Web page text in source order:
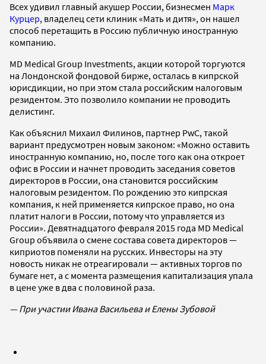
Всех удивил главный акушер России, бизнесмен Марк
Курцер, владелец сети клиник «Мать и дитя», он нашел
способ перетащить в Россию публичную иностранную
компанию.
MD Medical Group Investments, акции которой торгуются
на Лондонской фондовой бирже, осталась в кипрской
юрисдикции, но при этом стала российским налоговым
резидентом. Это позволило компании не проводить
делистинг.
Как объяснил Михаил Филинов, партнер PwC, такой
вариант предусмотрен новым законом: «Можно оставить
иностранную компанию, но, после того как она откроет
офис в России и начнет проводить заседания советов
директоров в России, она становится российским
налоговым резидентом. По рождению это кипрская
компания, к ней применяется кипрское право, но она
платит налоги в России, потому что управляется из
России». Девятнадцатого февраля 2015 года MD Medical
Group объявила о смене состава совета директоров —
киприотов поменяли на русских. Инвесторы на эту
новость никак не отреагировали — активных торгов по
бумаге нет, а с момента размещения капитализация упала
в цене уже в два с половиной раза.
— При участии Ивана Васильева и Елены Зубовой